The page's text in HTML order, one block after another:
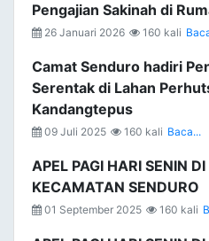
Pengajian Sakinah di
26 Januari 2026 160 kali
Camat Senduro hadiri
Serentak di Lahan
Kandangtepus
09 Juli 2025 160 kali Baca...
APEL PAGI HARI SENIN
KECAMATAN SENDURO
01 September 2025 160 kali